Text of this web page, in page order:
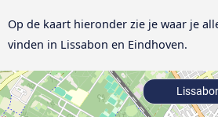
Op de kaart hieronder zie je waar je
vinden in Lissabon en Eindhoven.